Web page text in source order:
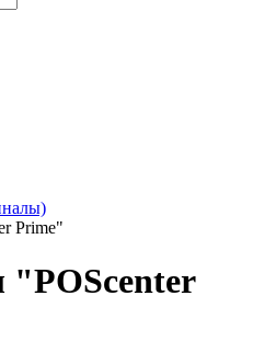
Prime"
"POScenter